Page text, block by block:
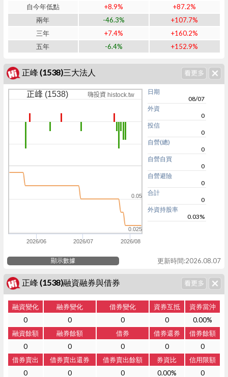
自今年低點
+8.9%
+87.2%
兩年
-46.3%
+107.7%
三年
+7.4%
+160.2%
五年
-6.4% +152.9%
正峰 (1538)三大法人
正峰 (1538) 嗨投資 histock.tw
2026/06 2026/07 2026/08
0.025
0.05
日期
08/07
外資
0
投信
0
自營(總)
0
自營自買
0
自營避險
0
合計
0
外資持股率
0.03%
顯示數據 更新時間:2026.08.07
正峰 (1538)融資融券與借券
融資變化 融券變化 借券變化 資券互抵
資券當沖
0
0 0 0
0.00%
融資餘額
融券餘額 借券 借券還券
借券餘額
0
0 0 0
0
借券賣出
借券賣出還券 借券賣出餘額 券資比
信用限額
0
0 0 0.00% 0